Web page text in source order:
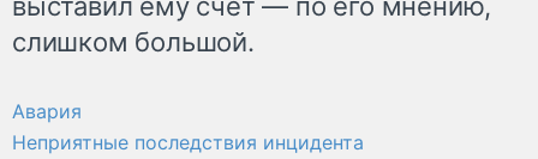
слишком большой.
Авария
Неприятные последствия инцидента